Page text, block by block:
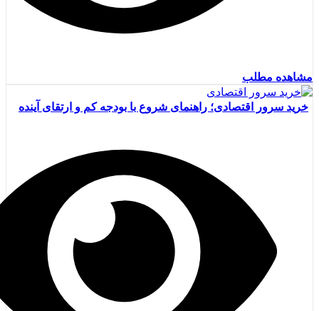
مشاهده مطلب
خرید سرور اقتصادی؛ راهنمای شروع با بودجه کم و ارتقای آینده